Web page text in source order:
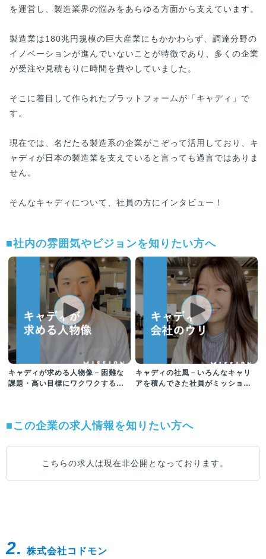
を運営し、製造業界の悩みをあらゆる方面から支えています。
製造業は180兆円規模の巨大産業にもかかわらず、調達分野の
イノベーションが進んでいないことが特徴であり、多くの企業
が受注や見積もりに時間を費やしていました。
そこに着目して作られたプラットフォームが「キャディ」で
す。
現在では、名だたる製造系の企業がこぞって活用しており、キ
ャディが日本の製造業を支えていると言っても過言ではありま
せん。
そんなキャディについて、社員の方にインタビュー！
■社内の雰囲気やビジョンを知りたい方へ
キャディが求める人物像－困難な
課題・高い目標にワクワクする挑
キャディの社風－いろんなキャリ
アを積んできた社員がミッション
■この企業の求人情報を知りたい方へ
こちらの求人は現在非公開となっております。
2. 株式会社コドモン